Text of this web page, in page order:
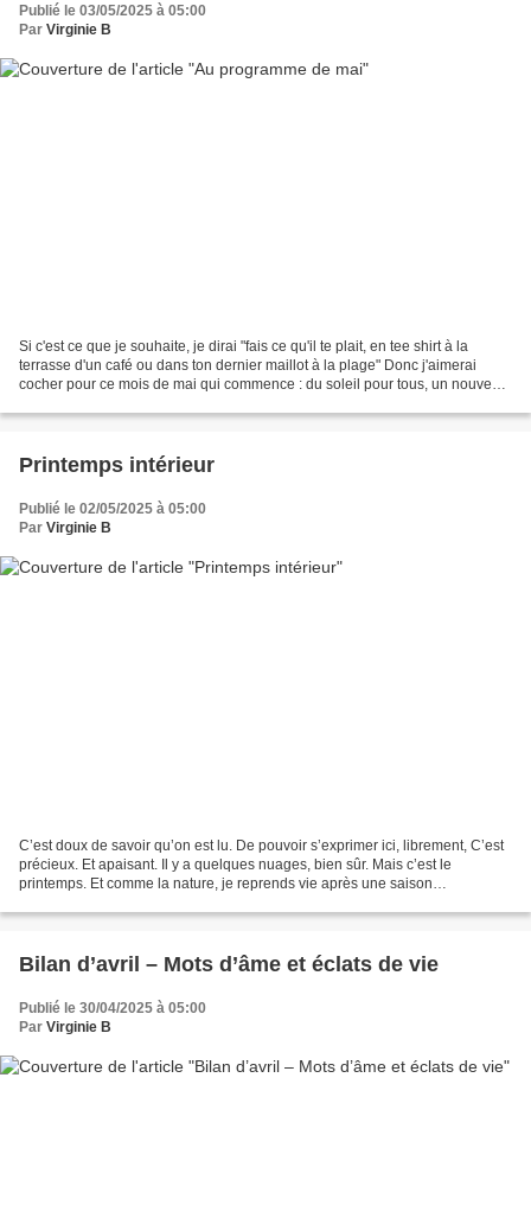
Publié le 03/05/2025 à 05:00
Par Virginie B
Si c'est ce que je souhaite, je dirai "fais ce qu'il te plait, en tee shirt à la
terrasse d'un café ou dans ton dernier maillot à la plage" Donc j'aimerai
cocher pour ce mois de mai qui commence : du soleil pour tous, un nouveau
Printemps intérieur
Publié le 02/05/2025 à 05:00
Par Virginie B
C’est doux de savoir qu’on est lu. De pouvoir s’exprimer ici, librement, C’est
précieux. Et apaisant. Il y a quelques nuages, bien sûr. Mais c’est le
printemps. Et comme la nature, je reprends vie après une saison
Bilan d’avril – Mots d’âme et éclats de vie
Publié le 30/04/2025 à 05:00
Par Virginie B